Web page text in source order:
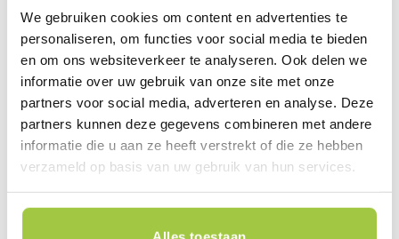
We gebruiken cookies om content en advertenties te
personaliseren, om functies voor social media te bieden
en om ons websiteverkeer te analyseren. Ook delen we
informatie over uw gebruik van onze site met onze
partners voor social media, adverteren en analyse. Deze
partners kunnen deze gegevens combineren met andere
informatie die u aan ze heeft verstrekt of die ze hebben
verzameld op basis van uw gebruik van hun services.
+31 (0) 85-7735355
WhatsApp +31 (0)6 53 47 72 28
Elektrische fiets Nederland
Reviews